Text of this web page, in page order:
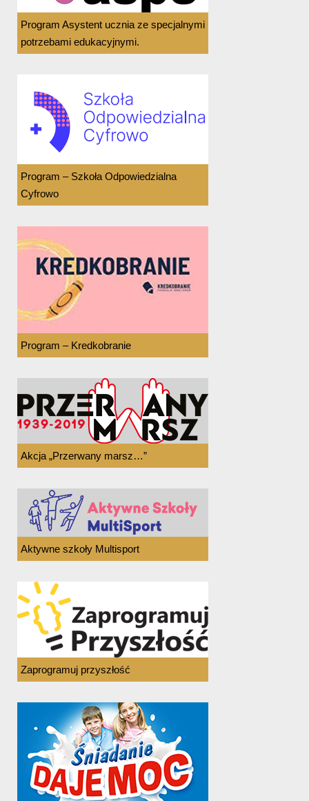
Program Asystent ucznia ze specjalnymi
potrzebami edukacyjnymi.
Program – Szkoła Odpowiedzialna
Cyfrowo
Program – Kredkobranie
Akcja „Przerwany marsz…”
Aktywne szkoły Multisport
Zaprogramuj przyszłość